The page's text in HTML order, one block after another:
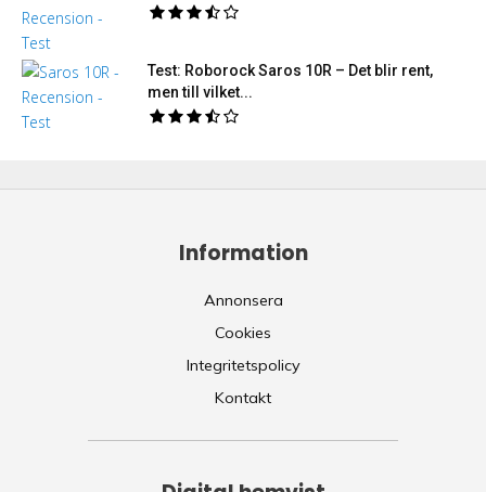
Test: Roborock Saros 10R – Det blir rent,
men till vilket...
Information
Annonsera
Cookies
Integritetspolicy
Kontakt